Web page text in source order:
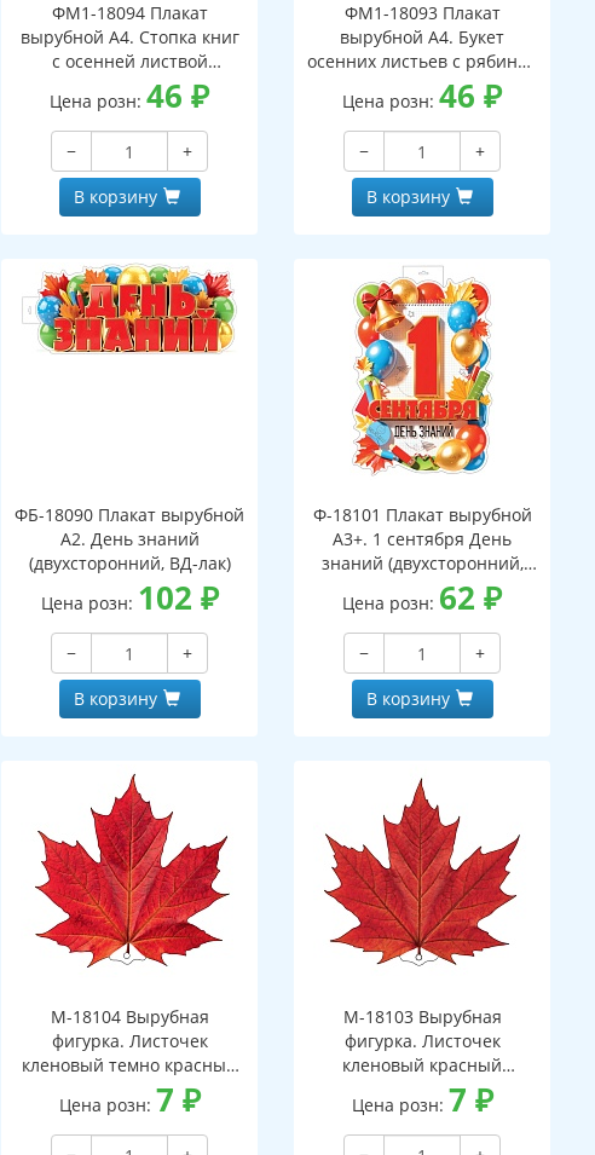
ФМ1-18094 Плакат
вырубной А4. Стопка книг
с осенней листвой
(двухсторонний, ВД-лак)
Цена розн:46₽
−
+
В корзину
ФМ1-18093 Плакат
вырубной А4. Букет
осенних листьев с рябиной
(двухсторонний, ВД-лак)
Цена розн:46₽
−
+
В корзину
ФБ-18090 Плакат вырубной
А2. День знаний
(двухсторонний, ВД-лак)
Цена розн: 102 ₽
−
+
В корзину
Ф-18101 Плакат вырубной
А3+. 1 сентября День
знаний (двухсторонний,
ВД-лак)
Цена розн: 62₽
−
+
В корзину
М-18104 Вырубная
фигурка. Листочек
кленовый темно красный
(двухсторонняя, ВД-лак)
Цена розн: 7 ₽
М-18103 Вырубная
фигурка. Листочек
кленовый красный
(двухсторонняя, ВД-лак)
Цена розн: 7 ₽